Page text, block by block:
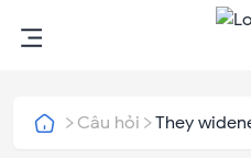
Câu hỏi They